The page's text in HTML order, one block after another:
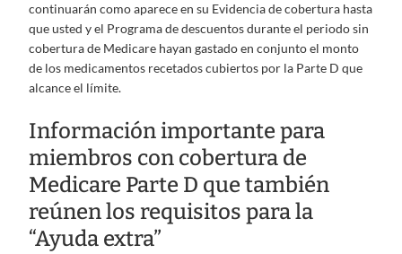
continuarán como aparece en su Evidencia de cobertura hasta
que usted y el Programa de descuentos durante el periodo sin
cobertura de Medicare hayan gastado en conjunto el monto
de los medicamentos recetados cubiertos por la Parte D que
alcance el límite.
Información importante para
miembros con cobertura de
Medicare Parte D que también
reúnen los requisitos para la
“Ayuda extra”